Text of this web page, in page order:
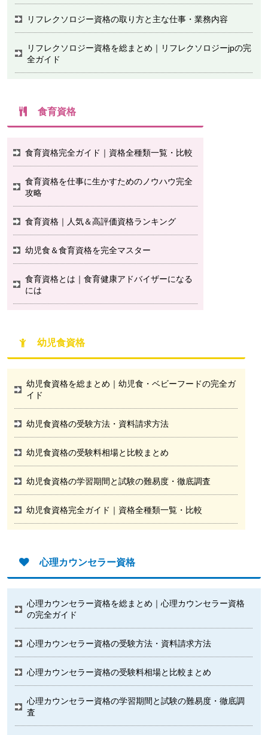
リフレクソロジー資格の取り方と主な仕事・業務内容
リフレクソロジー資格を総まとめ｜リフレクソロジーjpの完
全ガイド
食育資格
食育資格完全ガイド｜資格全種類一覧・比較
食育資格を仕事に生かすためのノウハウ完全
攻略
食育資格｜人気＆高評価資格ランキング
幼児食＆食育資格を完全マスター
食育資格とは｜食育健康アドバイザーになる
には
幼児食資格
幼児食資格を総まとめ｜幼児食・ベビーフードの完全ガ
イド
幼児食資格の受験方法・資料請求方法
幼児食資格の受験料相場と比較まとめ
幼児食資格の学習期間と試験の難易度・徹底調査
幼児食資格完全ガイド｜資格全種類一覧・比較
心理カウンセラー資格
心理カウンセラー資格を総まとめ｜心理カウンセラー資格
の完全ガイド
心理カウンセラー資格の受験方法・資料請求方法
心理カウンセラー資格の受験料相場と比較まとめ
心理カウンセラー資格の学習期間と試験の難易度・徹底調
査